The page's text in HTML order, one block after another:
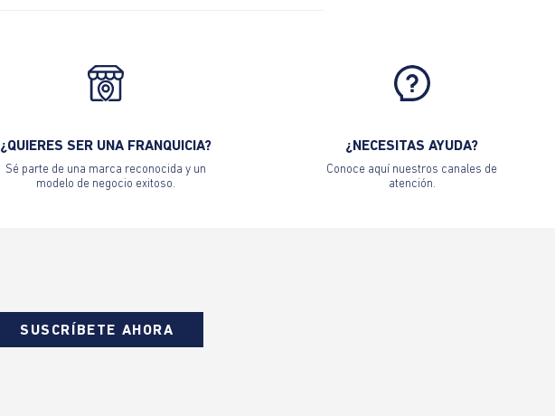
¿QUIERES SER UNA FRANQUICIA?
Sé parte de una marca reconocida y un
modelo de negocio exitoso.
¿NECESITAS AYUDA?
Conoce aquí nuestros canales de
atención.
SUSCRÍBETE AHORA